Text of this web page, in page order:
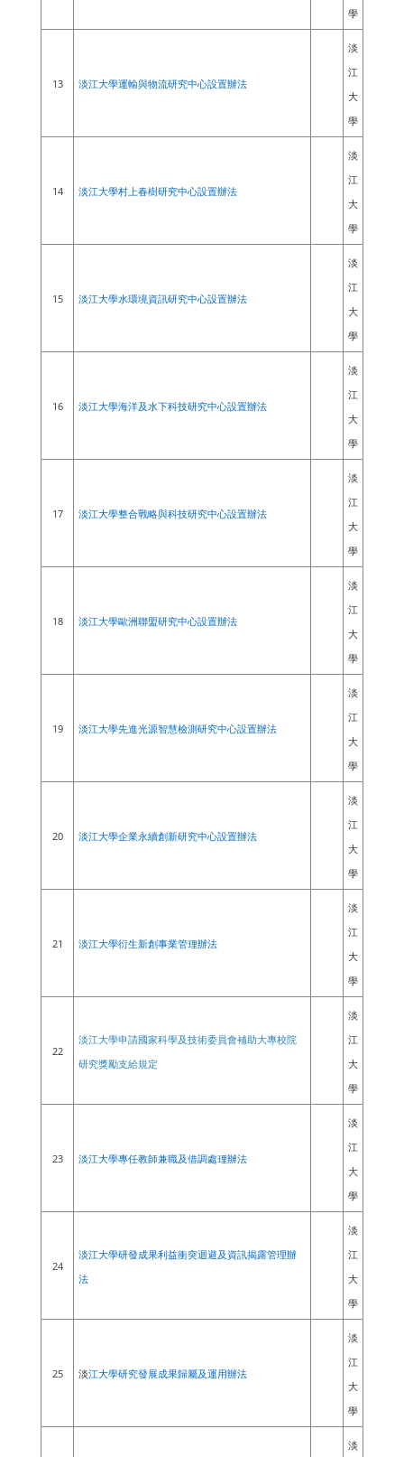
學
13 淡江大學運輸與物流研究中心設置辦法
淡
江
大
學
14 淡江大學村上春樹研究中心設置辦法
淡
江
大
學
15 淡江大學水環境資訊研究中心設置辦法
淡
江
大
學
16 淡江大學海洋及水下科技研究中心設置辦法
淡
江
大
學
17 淡江大學整合戰略與科技研究中心設置辦法
淡
江
大
學
18 淡江大學歐洲聯盟研究中心設置辦法
淡
江
大
學
19 淡江大學先進光源智慧檢測研究中心設置辦法
淡
江
大
學
20 淡江大學企業永續創新研究中心設置辦法
淡
江
大
學
21 淡江大學衍生新創事業管理辦法
淡
江
大
學
22
淡江大學申請國家科學及技術委員會補助大專校院
研究獎勵支給規定
淡
江
大
學
23 淡江大學專任教師兼職及借調處理辦法
淡
江
大
學
24
淡江大學研發成果利益衝突迴避及資訊揭露管理辦
法
淡
江
大
學
25 淡江大學研究發展成果歸屬及運用辦法
淡
江
大
學
淡